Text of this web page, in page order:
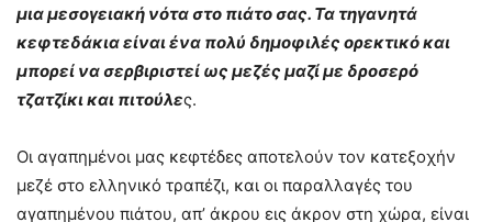
μια μεσογειακή νότα στο πιάτο σας. Τα τηγανητά
κεφτεδάκια είναι ένα πολύ δημοφιλές ορεκτικό και
μπορεί να σερβιριστεί ως μεζές μαζί με δροσερό
τζατζίκι και πιτούλες.
Οι αγαπημένοι μας κεφτέδες αποτελούν τον κατεξοχήν
μεζέ στο ελληνικό τραπέζι, και οι παραλλαγές του
αγαπημένου πιάτου, απ’ άκρου εις άκρον στη χώρα, είναι